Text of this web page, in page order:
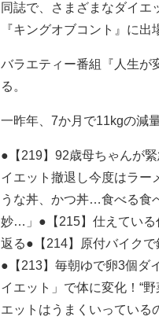
同誌で、さまざまなダイエ
『キングオブコント』に出
バラエティー番組『人生が
る。
一昨年、7か月で11kgの減
●【219】92歳母ちゃんが
イエット撤退し今度はラ
うな丼、かつ丼…食べる食
妙…」●【215】仕えている
返る●【214】原付バイク
●【213】毎朝ゆで卵3個ダ
イエット」で体に変化！“
エットはうまくいっている